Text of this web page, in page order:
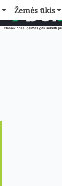
Žemės ūkis